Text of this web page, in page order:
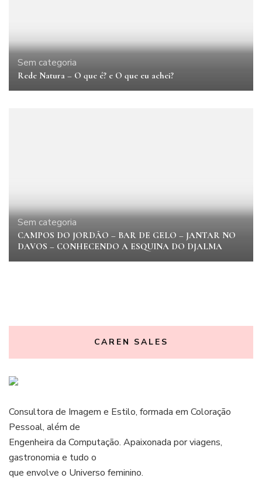
Sem categoria
Rede Natura – O que é? e O que eu achei?
Sem categoria
CAMPOS DO JORDÃO – BAR DE GELO – JANTAR NO
DAVOS – CONHECENDO A ESQUINA DO DJALMA
CAREN SALES
Consultora de Imagem e Estilo, formada em Coloração
Pessoal, além de
Engenheira da Computação. Apaixonada por viagens,
gastronomia e tudo o
que envolve o Universo feminino.